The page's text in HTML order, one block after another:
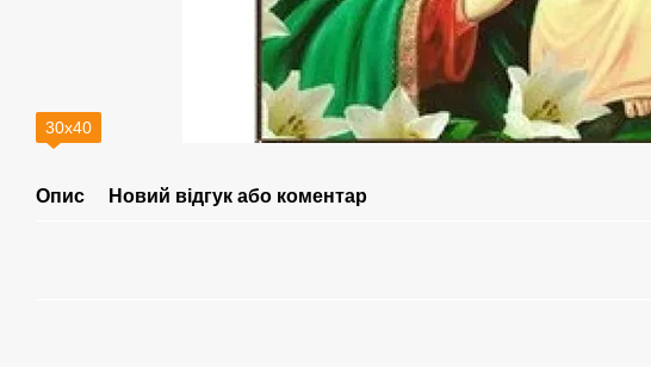
30х40
Опис Новий відгук або коментар